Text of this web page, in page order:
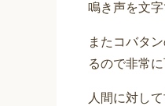
鳴き声を文
またコバタ
るので非常
人間に対し